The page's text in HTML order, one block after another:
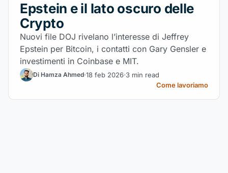
Epstein e il lato oscuro delle
Crypto
Nuovi file DOJ rivelano l’interesse di Jeffrey
Epstein per Bitcoin, i contatti con Gary Gensler e
investimenti in Coinbase e MIT.
Di Hamza Ahmed 18 feb 2026 3 min read
Come lavoriamo